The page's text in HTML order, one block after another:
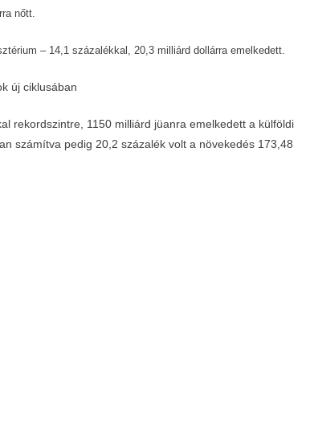
nőtt.
– 14,1 százalékkal, 20,3 milliárd dollárra emelkedett.
rekordszintre, 1150 milliárd jüanra emelkedett a külföldi
számítva pedig 20,2 százalék volt a növekedés 173,48